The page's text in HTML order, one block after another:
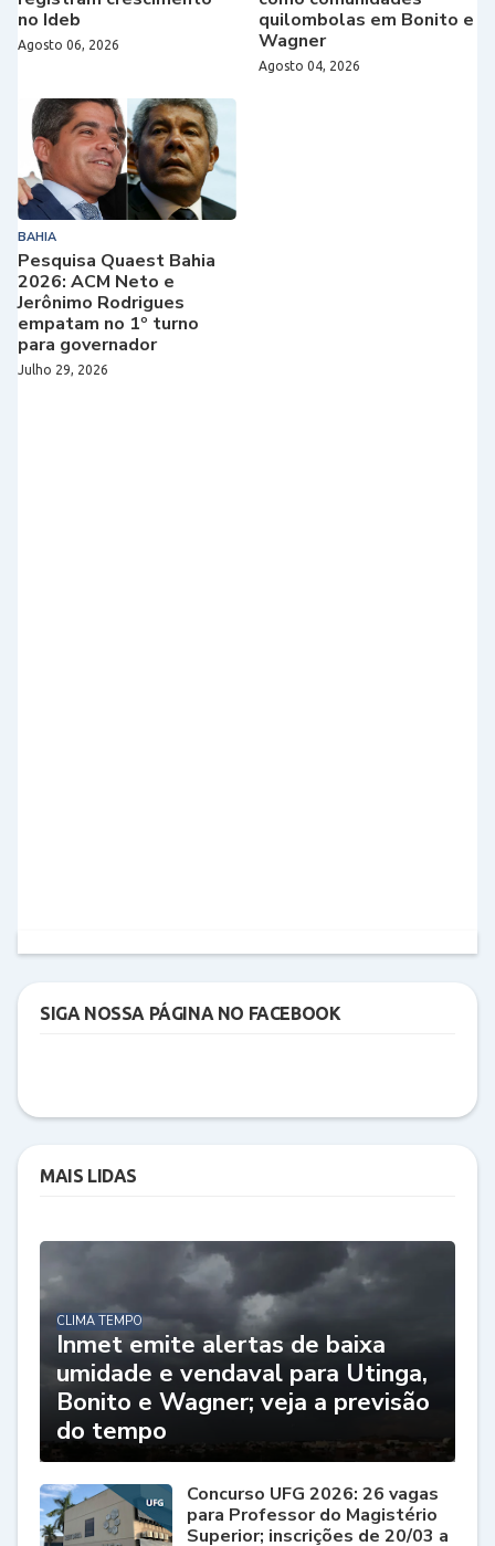
no Ideb
Agosto 06, 2026
quilombolas em Bonito e
Wagner
Agosto 04, 2026
BAHIA
Pesquisa Quaest Bahia
2026: ACM Neto e
Jerônimo Rodrigues
empatam no 1º turno
para governador
Julho 29, 2026
SIGA NOSSA PÁGINA NO FACEBOOK
MAIS LIDAS
CLIMA TEMPO
Inmet emite alertas de baixa
umidade e vendaval para Utinga,
Bonito e Wagner; veja a previsão
do tempo
Concurso UFG 2026: 26 vagas
para Professor do Magistério
Superior; inscrições de 20/03 a